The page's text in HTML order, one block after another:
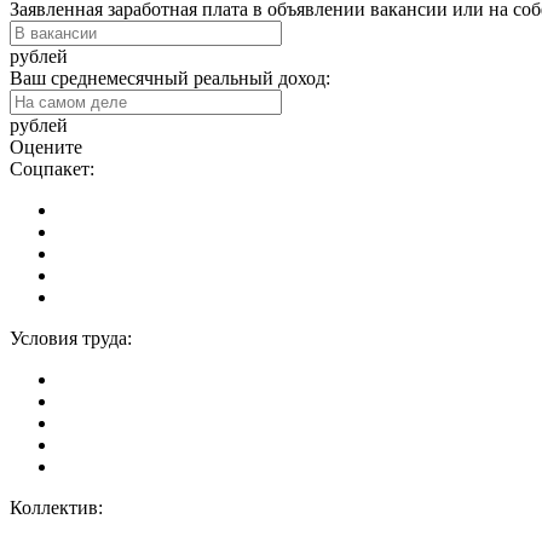
Заявленная заработная плата в объявлении вакансии или на
рублей
Ваш среднемесячный реальный доход:
рублей
Оцените
Соцпакет:
Условия труда:
Коллектив: